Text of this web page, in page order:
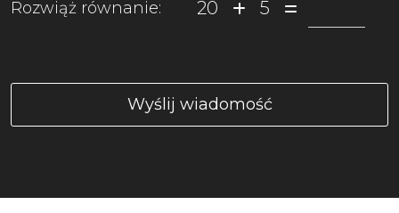
Rozwiąż równanie: 20 5